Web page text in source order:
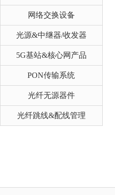
网络交换设备
光源&中继器/收发器
5G基站&核心网产品
PON传输系统
光纤无源器件
光纤跳线&配线管理